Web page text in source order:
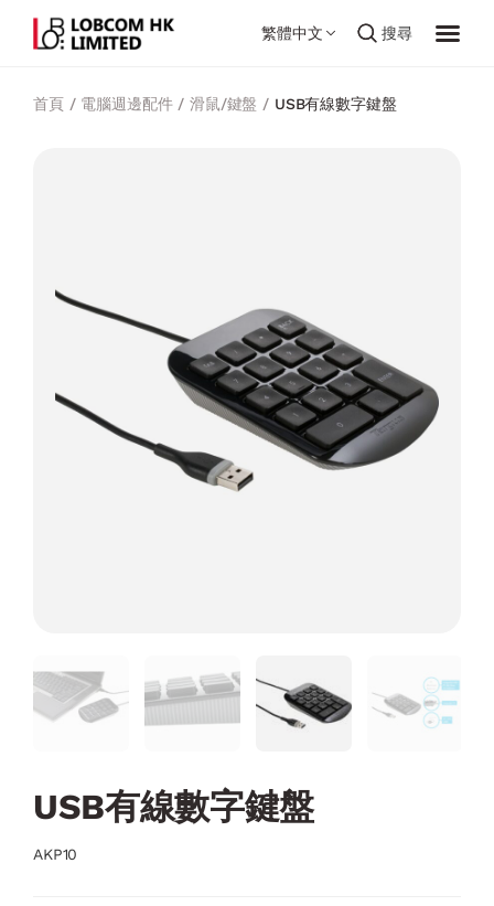
繁體中文 搜尋
首頁/ 電腦週邊配件/滑鼠/鍵盤 / USB有線數字鍵盤
USB有線數字鍵盤
AKP10